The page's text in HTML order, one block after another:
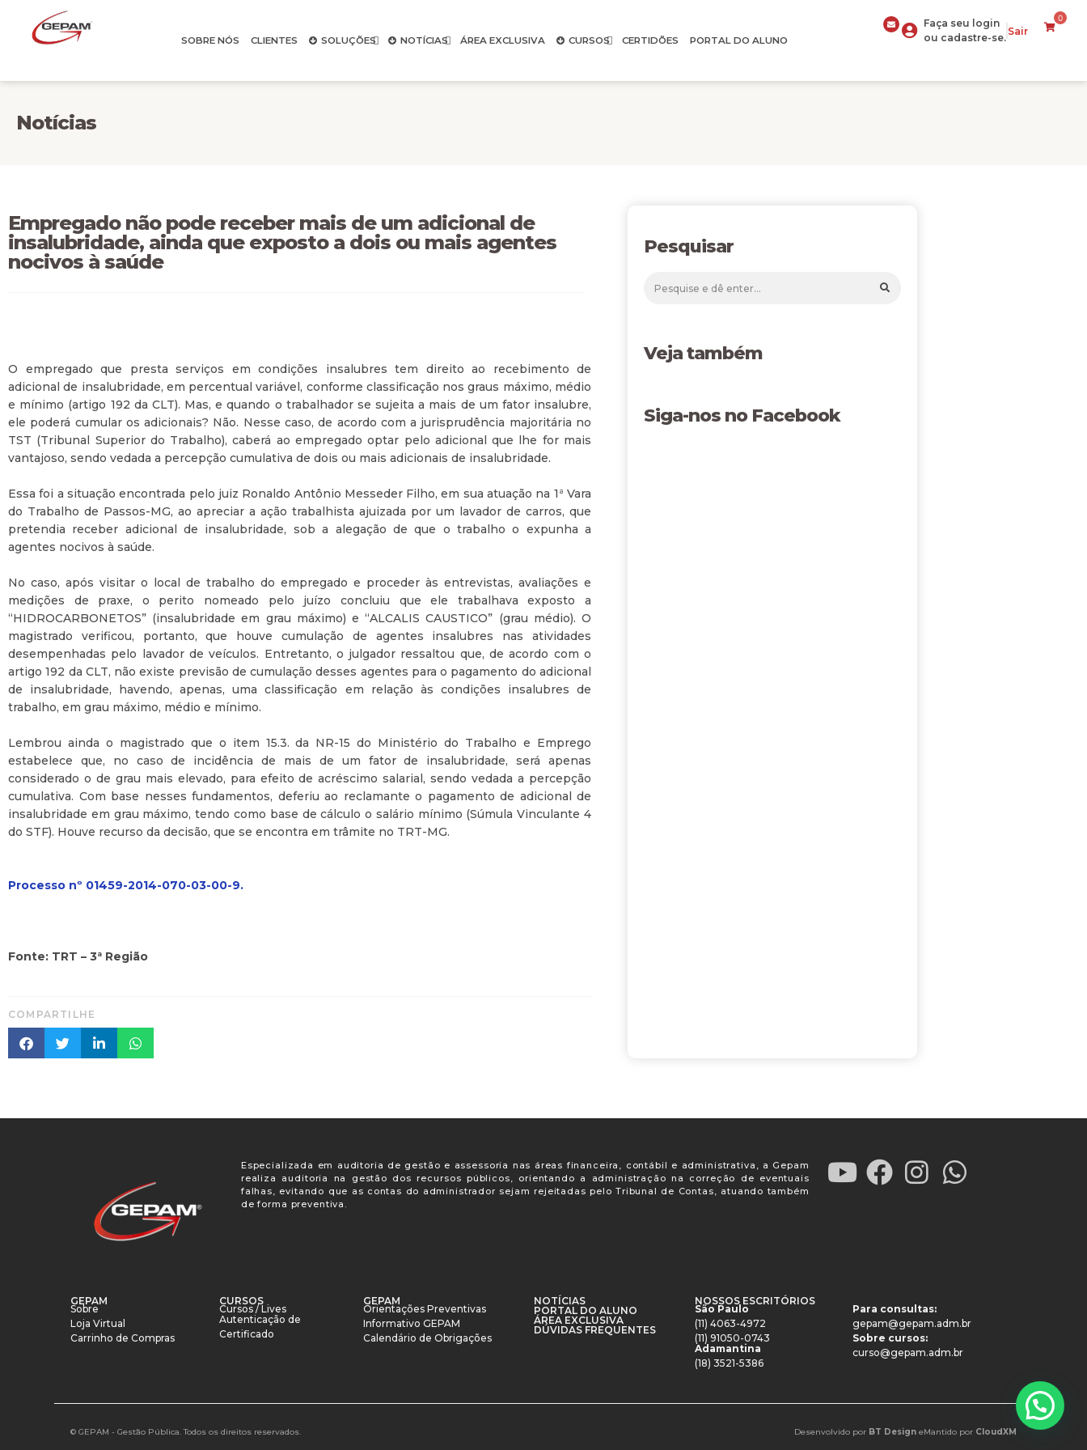
SOBRE NÓS CLIENTES SOLUÇÕES NOTÍCIAS ÁREA EXCLUSIVA CURSOS CERTIDÕES PORTAL DO ALUNO
Faça seu login
ou cadastre-se.
Sair
0
Notícias
Empregado não pode receber mais de um adicional de
insalubridade, ainda que exposto a dois ou mais agentes
nocivos à saúde
O empregado que presta serviços em condições insalubres tem direito ao recebimento de
adicional de insalubridade, em percentual variável, conforme classificação nos graus máximo, médio
e mínimo (artigo 192 da CLT). Mas, e quando o trabalhador se sujeita a mais de um fator insalubre,
ele poderá cumular os adicionais? Não. Nesse caso, de acordo com a jurisprudência majoritária no
TST (Tribunal Superior do Trabalho), caberá ao empregado optar pelo adicional que lhe for mais
vantajoso, sendo vedada a percepção cumulativa de dois ou mais adicionais de insalubridade.
Essa foi a situação encontrada pelo juiz Ronaldo Antônio Messeder Filho, em sua atuação na 1ª Vara
do Trabalho de Passos-MG, ao apreciar a ação trabalhista ajuizada por um lavador de carros, que
pretendia receber adicional de insalubridade, sob a alegação de que o trabalho o expunha a
agentes nocivos à saúde.
No caso, após visitar o local de trabalho do empregado e proceder às entrevistas, avaliações e
medições de praxe, o perito nomeado pelo juízo concluiu que ele trabalhava exposto a
“HIDROCARBONETOS” (insalubridade em grau máximo) e “ALCALIS CAUSTICO” (grau médio). O
magistrado verificou, portanto, que houve cumulação de agentes insalubres nas atividades
desempenhadas pelo lavador de veículos. Entretanto, o julgador ressaltou que, de acordo com o
artigo 192 da CLT, não existe previsão de cumulação desses agentes para o pagamento do adicional
de insalubridade, havendo, apenas, uma classificação em relação às condições insalubres de
trabalho, em grau máximo, médio e mínimo.
Lembrou ainda o magistrado que o item 15.3. da NR-15 do Ministério do Trabalho e Emprego
estabelece que, no caso de incidência de mais de um fator de insalubridade, será apenas
considerado o de grau mais elevado, para efeito de acréscimo salarial, sendo vedada a percepção
cumulativa. Com base nesses fundamentos, deferiu ao reclamante o pagamento de adicional de
insalubridade em grau máximo, tendo como base de cálculo o salário mínimo (Súmula Vinculante 4
do STF). Houve recurso da decisão, que se encontra em trâmite no TRT-MG.
Processo nº 01459-2014-070-03-00-9.
Fonte: TRT – 3ª Região
COMPARTILHE
Pesquisar
Veja também
Siga-nos no Facebook
Especializada em auditoria de gestão e assessoria nas áreas financeira, contábil e administrativa, a Gepam
realiza auditoria na gestão dos recursos públicos, orientando a administração na correção de eventuais
falhas, evitando que as contas do administrador sejam rejeitadas pelo Tribunal de Contas, atuando também
de forma preventiva.
GEPAM
Sobre
Loja Virtual
Carrinho de Compras
CURSOS
Cursos / Lives
Autenticação de
Certificado
GEPAM
Orientações Preventivas
Informativo GEPAM
Calendário de Obrigações
NOTÍCIAS
PORTAL DO ALUNO
ÁREA EXCLUSIVA
DÚVIDAS FREQUENTES
NOSSOS ESCRITÓRIOS
São Paulo
(11) 4063-4972
(11) 91050-0743
Adamantina
(18) 3521-5386
Para consultas:
gepam@gepam.adm.br
Sobre cursos:
curso@gepam.adm.br
© GEPAM - Gestão Pública. Todos os direitos reservados. Desenvolvido por BT DesigneMantido por CloudXM